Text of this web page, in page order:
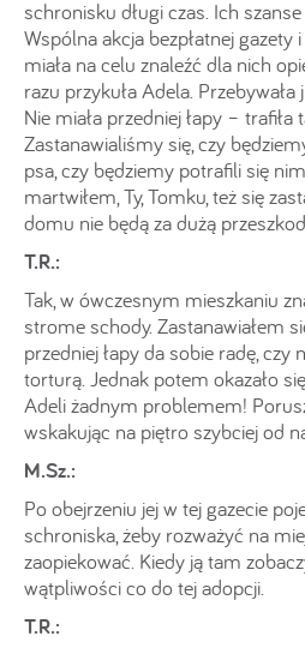
schronisku długi czas. Ich szanse
Wspólna akcja bezpłatnej gazety
miała na celu znaleźć dla nich
razu przykuła Adela.
Nie miała przedniej łapy –
Zastanawialiśmy się, czy
psa, czy będziemy potrafili się
martwiłem, Ty, Tomku, też się
domu nie będą za dużą
T.R.:
Tak, w ówczesnym mieszkaniu
strome schody. Zastanawiałem
przedniej łapy da sobie radę, czy
torturą. Jednak potem okazało
Adeli żadnym problemem!
wskakując na piętro szybciej od
M.Sz.:
Po obejrzeniu jej w tej gazecie
schroniska, żeby rozważyć na
zaopiekować. Kiedy ją tam
wątpliwości co do tej adopcji.
T.R.: